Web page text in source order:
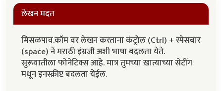
लेखन मदत
मिसळपाव.कॉम वर लेखन करताना कंट्रोल (Ctrl) + स्पेसबार
(space) ने मराठी इंग्रजी अशी भाषा बदलता येते.
सुरूवातीला फोनेटिक्स आहे. मात्र तुमच्या खात्याच्या सेटींग
मधून इनस्क्रीप्ट बदलता येईल.